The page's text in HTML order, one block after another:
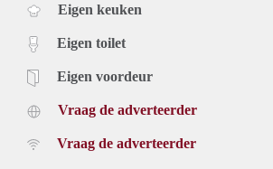
Eigen keuken
Eigen toilet
Eigen voordeur
Vraag de adverteerder
Vraag de adverteerder